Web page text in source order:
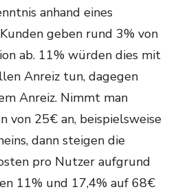
anhand eines
geben rund 3% von
ab. 11% würden dies mit
Anreiz tun, dagegen
Anreiz. Nimmt man
von 25€ an, beispielsweise
dann steigen die
pro Nutzer aufgrund
11% und 17,4% auf 68€